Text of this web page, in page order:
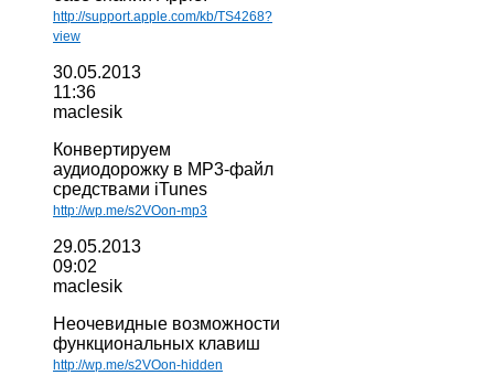
http://support.apple.com/kb/TS4268?
view
30.05.2013
11:36
maclesik
Конвертируем
аудиодорожку в MP3-файл
средствами iTunes
http://wp.me/s2VOon-mp3
29.05.2013
09:02
maclesik
Неочевидные возможности
функциональных клавиш
http://wp.me/s2VOon-hidden